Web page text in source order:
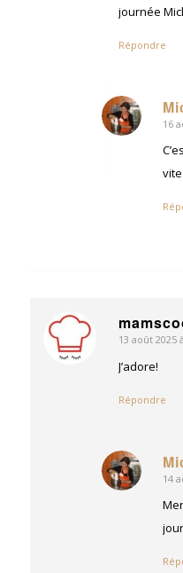
journée
Répondre
16
dit
13 août 2025
J’adore!
Répondre
14